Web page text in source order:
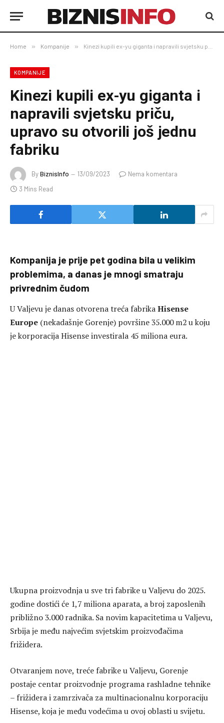
Home » Kompanije » Kinezi kupili ex-yu giganta i napravili svjetsku priču, upravo su otvorili još jednu fabriku
KOMPANIJE
Kinezi kupili ex-yu giganta i
napravili svjetsku priču,
upravo su otvorili još jednu
fabriku
ByBiznisInfo 13/09/2023
Nema komentara
3 Mins Read
Kompanija je prije pet godina bila u velikim
problemima, a danas je mnogi smatraju
privrednim čudom
U Valjevu je danas otvorena treća fabrikaHisense
Europe (nekadašnje Gorenje) površine 35.000 m2 u koju
je korporacija Hisense investirala 45 miliona eura.
Ukupna proizvodnja u sve tri fabrike u Valjevu do 2025.
godine dostići će 1,7 miliona aparata, a broj zaposlenih
približno 3.000 radnika. Sa novim kapacitetima u Valjevu,
Srbija je među najvećim svjetskim proizvođačima
frižidera.
Otvaranjem nove, treće fabrike u Valjevu, Gorenje
postaje centar proizvodnje programa rashladne tehnike
– frižidera i zamrzivača za multinacionalnu korporaciju
Hisense, koja je među vodećima u ovoj oblasti u svijetu.